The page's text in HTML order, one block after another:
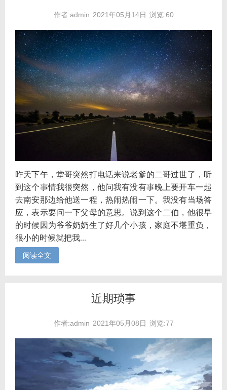
作者:admin 2021年05月14日 浏览:60
昨天下午，堂哥突然打电话来说老爹的二哥过世了，听
到这个事情我很突然，他问我有没有事晚上要开车一起
去南安那边给他送一程，热闹热闹一下。我没有当场答
应，表示要问一下父母的意思。说到这个二伯，他很早
的时候因为爷爷奶奶生了好几个小孩，家庭不堪重负，
很小的时候就把我...
阅读全文
近期琐事
作者:admin 2021年05月08日 浏览:77